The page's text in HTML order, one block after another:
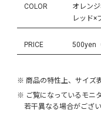
COLOR
オレン
レッド×
PRICE 500yen
※ 商品の特性上、サイズ
※ ご覧になっているモニ
若干異なる場合がござい